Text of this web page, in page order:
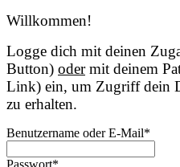
Willkommen!
Logge dich mit deinen
Button) odermit deinem
Link) ein, um Zugriff dein
zu erhalten.
Benutzername oder E-Mail*